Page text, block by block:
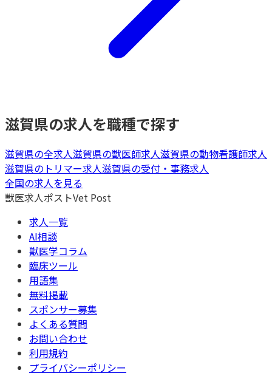
滋賀県の求人を職種で探す
滋賀県の全求人滋賀県の獣医師求人滋賀県の動物看護師求人
滋賀県の トリマー求人滋賀県の受付・事務求人
全国の求人を見る
獣医求人ポストVet Post
求人一覧
AI相談
獣医学コラム
臨床ツール
用語集
無料掲載
スポンサー募集
よくある質問
お問い合わせ
利用規約
プライバシーポリシー